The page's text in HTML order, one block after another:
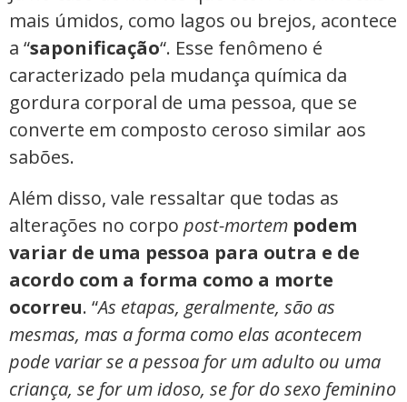
mais úmidos, como lagos ou brejos, acontece
a “saponificação“. Esse fenômeno é
caracterizado pela mudança química da
gordura corporal de uma pessoa, que se
converte em composto ceroso similar aos
sabões.
Além disso, vale ressaltar que todas as
alterações no corpo post-mortem podem
variar de uma pessoa para outra e de
acordo com a forma como a morte
ocorreu. “As etapas, geralmente, são as
mesmas, mas a forma como elas acontecem
pode variar se a pessoa for um adulto ou uma
criança, se for um idoso, se for do sexo feminino